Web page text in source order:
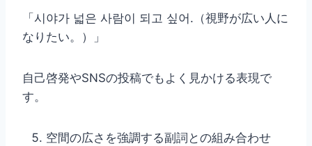
「시야가 넓은 사람이 되고 싶어.（視野が広い人に
なりたい。）」
自己啓発やSNSの投稿でもよく見かける表現で
す。
空間の広さを強調する副詞との組み合わせ